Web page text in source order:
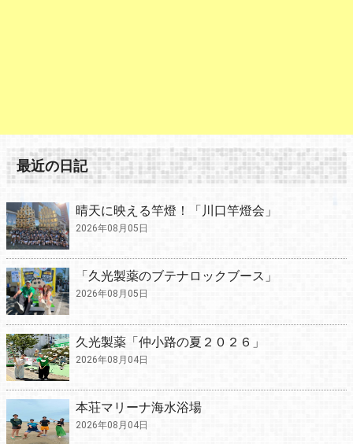
最近の日記
晴天に映える竿燈！「川口竿燈会」
2026年08月05日
「久光製薬のブテナロックブース」
2026年08月05日
久光製薬「仲小路の夏２０２６」
2026年08月04日
本荘マリーナ海水浴場
2026年08月04日